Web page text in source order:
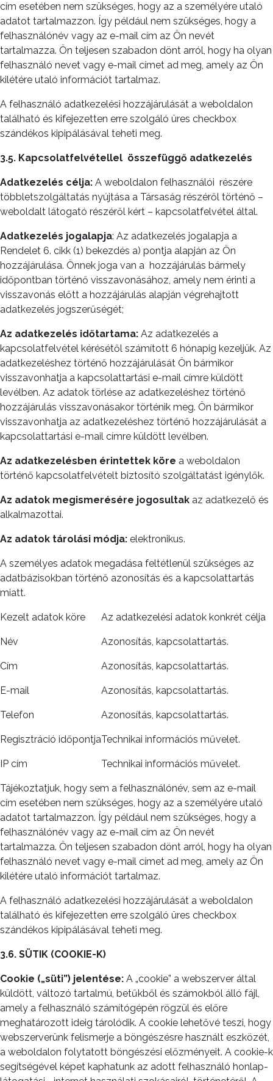
cím esetében nem szükséges, hogy az a személyére utaló
adatot tartalmazzon. Így például nem szükséges, hogy a
felhasználónév vagy az e-mail cím az Ön nevét
tartalmazza. Ön teljesen szabadon dönt arról, hogy ha olyan
felhasználó nevet vagy e-mail címet ad meg, amely az Ön
kilétére utaló információt tartalmaz.
A felhasználó adatkezelési hozzájárulását a weboldalon
található és kifejezetten erre szolgáló üres checkbox
szándékos kipipálásával teheti meg.
3.5. Kapcsolatfelvétellel összefüggő adatkezelés
Adatkezelés célja: A weboldalon felhasználói részére
többletszolgáltatás nyújtása a Társaság részéről történő –
weboldalt látogató részéről kért – kapcsolatfelvétel által.
Adatkezelés jogalapja: Az adatkezelés jogalapja a
Rendelet 6. cikk (1) bekezdés a) pontja alapján az Ön
hozzájárulása. Önnek joga van a hozzájárulás bármely
időpontban történő visszavonásához, amely nem érinti a
visszavonás előtt a hozzájárulás alapján végrehajtott
adatkezelés jogszerűségét;
Az adatkezelés időtartama: Az adatkezelés a
kapcsolatfelvétel kérésétől számított 6 hónapig kezeljük. Az
adatkezeléshez történő hozzájárulását Ön bármikor
visszavonhatja a kapcsolattartási e-mail címre küldött
levélben. Az adatok törlése az adatkezeléshez történő
hozzájárulás visszavonásakor történik meg. Ön bármikor
visszavonhatja az adatkezeléshez történő hozzájárulását a
kapcsolattartási e-mail címre küldött levélben.
Az adatkezelésben érintettek köre a weboldalon
történő kapcsolatfelvételt biztosító szolgáltatást igénylők.
Az adatok megismerésére jogosultak az adatkezelő és
alkalmazottai.
Az adatok tárolási módja: elektronikus.
A személyes adatok megadása feltétlenül szükséges az
adatbázisokban történő azonosítás és a kapcsolattartás
miatt.
Kezelt adatok köre Az adatkezelési adatok konkrét célja
Név Azonosítás, kapcsolattartás.
Cím Azonosítás, kapcsolattartás.
E-mail Azonosítás, kapcsolattartás.
Telefon Azonosítás, kapcsolattartás.
Regisztráció időpontjaTechnikai információs művelet.
IP cím Technikai információs művelet.
Tájékoztatjuk, hogy sem a felhasználónév, sem az e-mail
cím esetében nem szükséges, hogy az a személyére utaló
adatot tartalmazzon. Így például nem szükséges, hogy a
felhasználónév vagy az e-mail cím az Ön nevét
tartalmazza. Ön teljesen szabadon dönt arról, hogy ha olyan
felhasználó nevet vagy e-mail címet ad meg, amely az Ön
kilétére utaló információt tartalmaz.
A felhasználó adatkezelési hozzájárulását a weboldalon
található és kifejezetten erre szolgáló üres checkbox
szándékos kipipálásával teheti meg.
3.6. SÜTIK (COOKIE-K)
Cookie („süti”) jelentése: A „cookie” a webszerver által
küldött, változó tartalmú, betűkből és számokból álló fájl,
amely a felhasználó számítógépén rögzül és előre
meghatározott ideig tárolódik. A cookie lehetővé teszi, hogy
webszerverünk felismerje a böngészésre használt eszközét,
a weboldalon folytatott böngészési előzményeit. A cookie-k
segítségével képet kaphatunk az adott felhasználó honlap-